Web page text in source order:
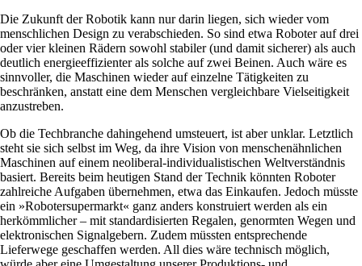
Die Zukunft der Robotik kann nur darin liegen, sich wieder vom
menschlichen Design zu verabschieden. So sind etwa Roboter auf drei
oder vier kleinen Rädern sowohl stabiler (und damit sicherer) als auch
deutlich energieeffizienter als solche auf zwei Beinen. Auch wäre es
sinnvoller, die Maschinen wieder auf einzelne Tätigkeiten zu
beschränken, anstatt eine dem Menschen vergleichbare Vielseitigkeit
anzustreben.
Ob die Techbranche dahingehend umsteuert, ist aber unklar. Letztlich
steht sie sich selbst im Weg, da ihre Vision von menschenähnlichen
Maschinen auf einem neoliberal-individualistischen Weltverständnis
basiert. Bereits beim heutigen Stand der Technik könnten Roboter
zahlreiche Aufgaben übernehmen, etwa das Einkaufen. Jedoch müsste
ein »Robotersupermarkt« ganz anders konstruiert werden als ein
herkömmlicher – mit standardisierten Regalen, genormten Wegen und
elektronischen Signalgebern. Zudem müssten entsprechende
Lieferwege geschaffen werden. All dies wäre technisch möglich,